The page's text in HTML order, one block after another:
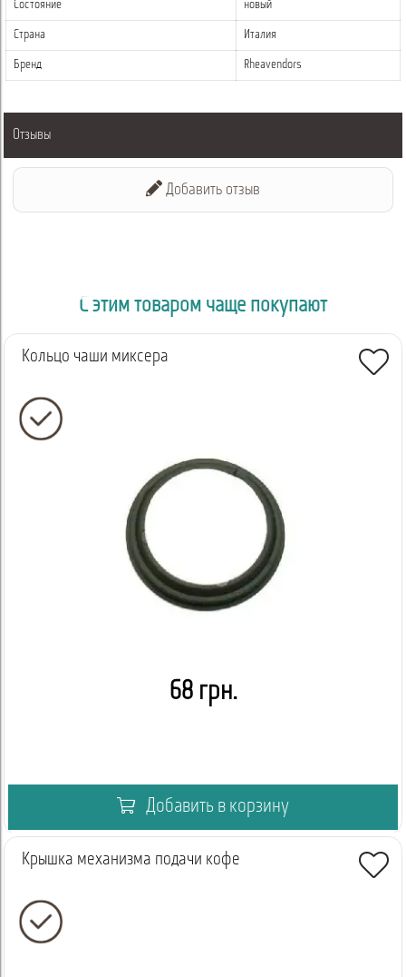
Состояние новый
Страна Италия
Бренд Rheavendors
Отзывы
Добавить отзыв
С этим товаром чаще покупают
Кольцо чаши миксера
68 грн.
Добавить в корзину
Крышка механизма подачи кофе